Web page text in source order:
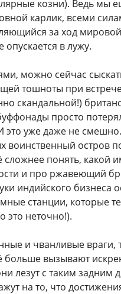
козни). Ведь мы
карлик, всеми
за ход
в лужу.
можно сейчас
тошноты при
скандальной!)
просто
это уже даже не
воинственный остров
сложнее понять, какой
и про ржавеющий
индийского бизнеса
станции, которые
это неточно!).
и чванливые враги,
больше вызывают
лезут с таким задним
на то, что